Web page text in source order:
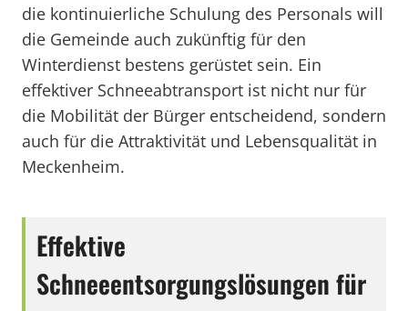
die kontinuierliche Schulung des Personals will
die Gemeinde auch zukünftig für den
Winterdienst bestens gerüstet sein. Ein
effektiver Schneeabtransport ist nicht nur für
die Mobilität der Bürger entscheidend, sondern
auch für die Attraktivität und Lebensqualität in
Meckenheim.
Effektive
Schneeentsorgungslösungen für